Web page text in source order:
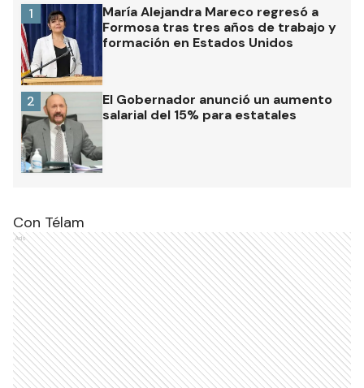
María Alejandra Mareco regresó a
Formosa tras tres años de trabajo y
formación en Estados Unidos
1
El Gobernador anunció un aumento
salarial del 15% para estatales
2
Con Télam
Ads